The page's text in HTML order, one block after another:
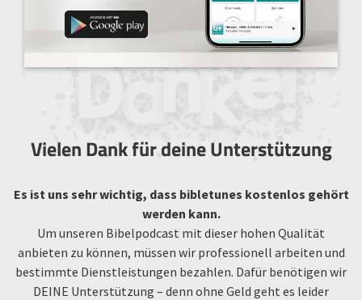
Vielen Dank für deine Unterstützung
Es ist uns sehr wichtig, dass bibletunes kostenlos gehört
werden kann.
Um unseren Bibelpodcast mit dieser hohen Qualität
anbieten zu können, müssen wir professionell arbeiten und
bestimmte Dienstleistungen bezahlen. Dafür benötigen wir
DEINE Unterstützung – denn ohne Geld geht es leider